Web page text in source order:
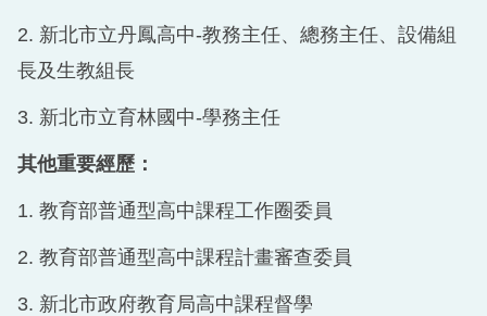
2. 新北市立丹鳳高中-教務主任、總務主任、設備組
長及生教組長
3. 新北市立育林國中-學務主任
其他重要經歷：
1. 教育部普通型高中課程工作圈委員
2. 教育部普通型高中課程計畫審查委員
3. 新北市政府教育局高中課程督學